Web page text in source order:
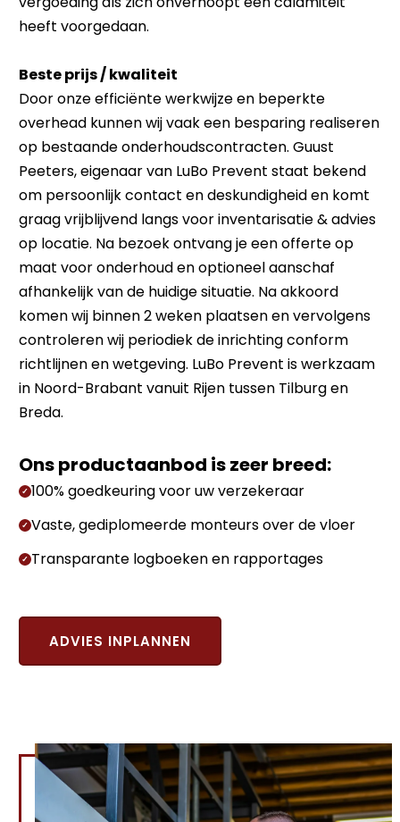
heeft voorgedaan.
Beste prijs / kwaliteit
Door onze efficiënte werkwijze en beperkte
overhead kunnen wij vaak een besparing realiseren
op bestaande onderhoudscontracten. Guust
Peeters, eigenaar van LuBo Prevent staat bekend
om persoonlijk contact en deskundigheid en komt
graag vrijblijvend langs voor inventarisatie & advies
op locatie. Na bezoek ontvang je een offerte op
maat voor onderhoud en optioneel aanschaf
afhankelijk van de huidige situatie. Na akkoord
komen wij binnen 2 weken plaatsen en vervolgens
controleren wij periodiek de inrichting conform
richtlijnen en wetgeving. LuBo Prevent is werkzaam
in Noord-Brabant vanuit Rijen tussen Tilburg en
Breda.
Ons productaanbod is zeer breed:
✓ 100% goedkeuring voor uw verzekeraar
✓ Vaste, gediplomeerde monteurs over de vloer
✓ Transparante logboeken en rapportages
ADVIES INPLANNEN